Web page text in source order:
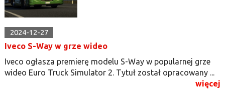
2024-12-27
Iveco S-Way w grze wideo
Iveco ogłasza premierę modelu S-Way w popularnej grze
wideo Euro Truck Simulator 2. Tytuł został opracowany ...
więcej